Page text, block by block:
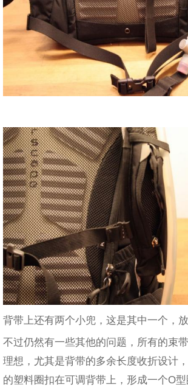
背带上还有两个小兜，这是其中一个，放
不过仍然有一些其他的问题，所有的束
理想，尤其是背带的多余长度收折设计
的塑料圈扣在可调背带上，形成一个O